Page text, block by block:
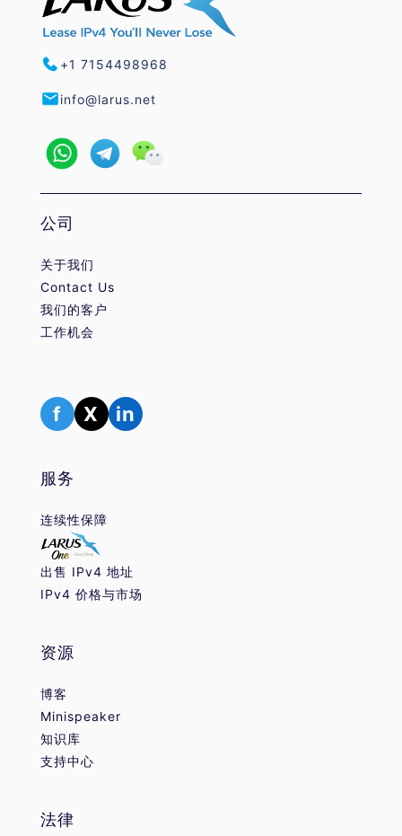
+1 7154498968
info@larus.net
公司
关于我们
Contact Us
我们的客户
工作机会
f X in
服务
连续性保障
出售 IPv4 地址
IPv4 价格与市场
资源
博客
Minispeaker
知识库
支持中心
法律